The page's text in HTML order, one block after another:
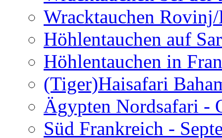
Wracktauchen
Höhlentauchen auf
Höhlentauchen in
(Tiger)Haisafari
Ägypten Nordsafari -
Süd Frankreich -